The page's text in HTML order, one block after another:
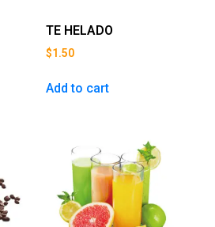
TE HELADO
$1.50
Add to cart